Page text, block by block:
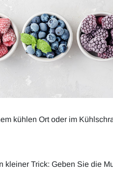
kühlen Ort oder im
Trick: Geben Sie die